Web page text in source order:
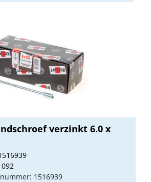
verzinkt 6.0 x
1516939